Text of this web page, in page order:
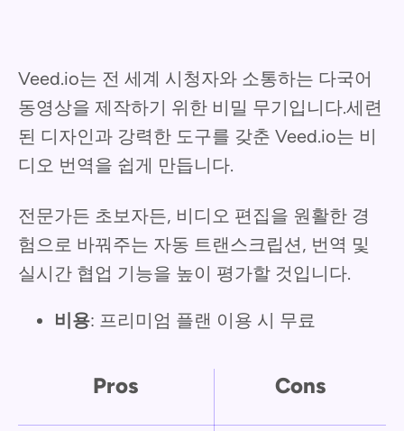
Veed.io는 전 세계 시청자와 소통하는 다국어
동영상을 제작하기 위한 비밀 무기입니다.세련
된 디자인과 강력한 도구를 갖춘 Veed.io는 비
디오 번역을 쉽게 만듭니다.
전문가든 초보자든, 비디오 편집을 원활한 경
험으로 바꿔주는 자동 트랜스크립션, 번역 및
실시간 협업 기능을 높이 평가할 것입니다.
비용: 프리미엄 플랜 이용 시 무료
Pros Cons